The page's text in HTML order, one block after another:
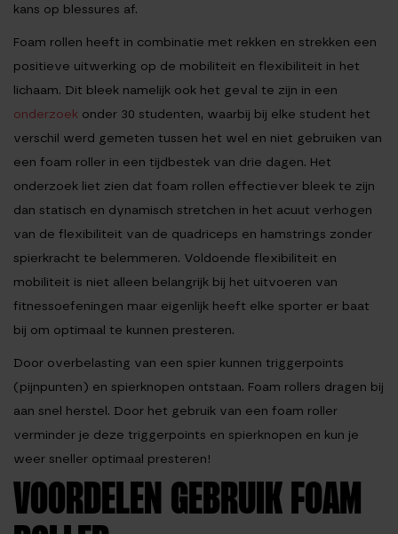
kans op blessures af.
Foam rollen heeft in combinatie met rekken en strekken een
positieve uitwerking op de mobiliteit en flexibiliteit in het
lichaam. Dit bleek namelijk ook het geval te zijn in een
onderzoek onder 30 studenten, waarbij bij elke student het
verschil werd gemeten tussen het wel en niet gebruiken van
een foam roller in een tijdbestek van drie dagen. Het
onderzoek liet zien dat foam rollen effectiever bleek te zijn
dan statisch en dynamisch stretchen in het acuut verhogen
van de flexibiliteit van de quadriceps en hamstrings zonder
spierkracht te belemmeren. Voldoende flexibiliteit en
mobiliteit is niet alleen belangrijk bij het uitvoeren van
fitnessoefeningen maar eigenlijk heeft elke sporter er baat
bij om optimaal te kunnen presteren.
Door overbelasting van een spier kunnen triggerpoints
(pijnpunten) en spierknopen ontstaan. Foam rollers dragen bij
aan snel herstel. Door het gebruik van een foam roller
verminder je deze triggerpoints en spierknopen en kun je
weer sneller optimaal presteren!
VOORDELEN GEBRUIK FOAM